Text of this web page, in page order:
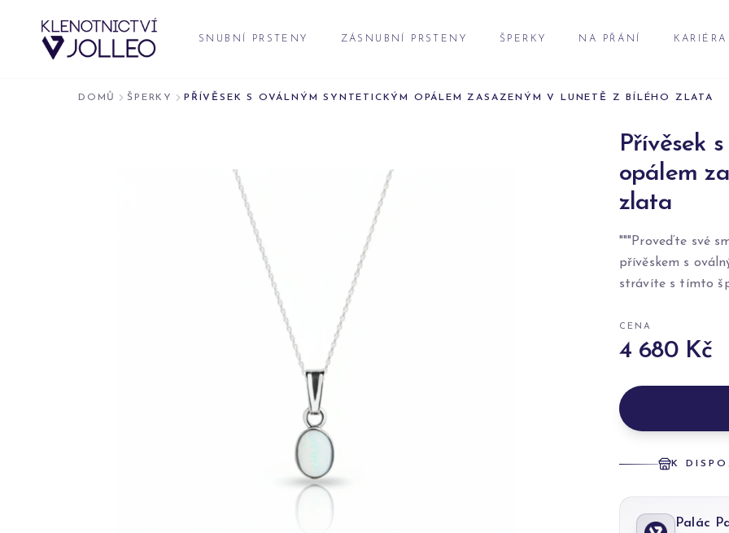
SNUBNÍ PRSTENY ZÁSNUBNÍ PRSTENY ŠPERKY NA PŘÁNÍ KARIÉRA
DOMŮ ŠPERKY PŘÍVĚSEK S OVÁLNÝM SYNTETICKÝM OPÁLEM ZASAZENÝM V LUNETĚ Z BÍLÉHO ZLATA
Přívěsek
opálem
zlata
"""Proveďte své
přívěskem s
strávíte s tímto
CENA
4 680 Kč
K
Palác